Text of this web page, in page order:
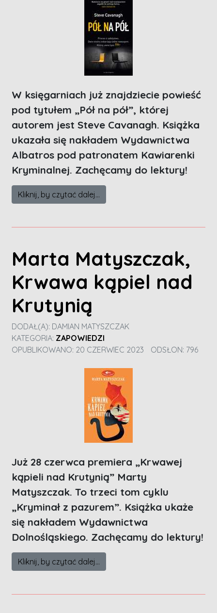
W księgarniach już znajdziecie powieść
pod tytułem „Pół na pół”, której
autorem jest Steve Cavanagh. Książka
ukazała się nakładem Wydawnictwa
Albatros pod patronatem Kawiarenki
Kryminalnej. Zachęcamy do lektury!
Kliknij, by czytać dalej...
Marta Matyszczak,
Krwawa kąpiel nad
Krutynią
DODAŁ(A): DAMIAN MATYSZCZAK
KATEGORIA: ZAPOWIEDZI
OPUBLIKOWANO: 20 CZERWIEC 2023
ODSŁON: 796
Już 28 czerwca premiera „Krwawej
kąpieli nad Krutynią” Marty
Matyszczak. To trzeci tom cyklu
„Kryminał z pazurem”. Książka ukaże
się nakładem Wydawnictwa
Dolnośląskiego. Zachęcamy do lektury!
Kliknij, by czytać dalej...